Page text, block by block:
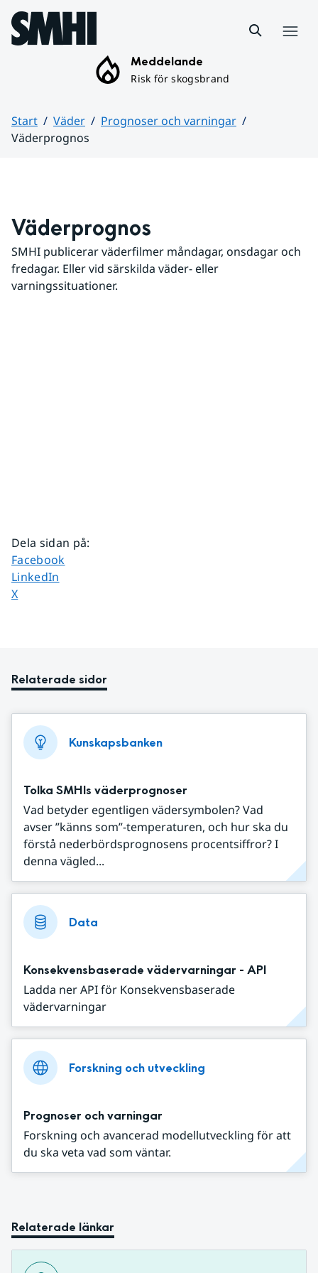
Hoppa till sidans innehåll
Meddelande
Risk för skogsbrand
Start Väder
Prognoser och varningar
Väderprognos
Väderprognos
SMHI publicerar väderfilmer måndagar, onsdagar och
fredagar. Eller vid särskilda väder- eller
varningssituationer.
Dela sidan på:
Dela sidan på
Facebook
Dela sidan på
LinkedIn
Dela sidan på
X
Relaterade sidor
Kunskapsbanken
Tolka SMHIs väderprognoser
Vad betyder egentligen vädersymbolen? Vad
avser ”känns som”-temperaturen, och hur ska du
förstå nederbördsprognosens procentsiffror? I
denna vägled...
Data
Konsekvensbaserade vädervarningar - API
Ladda ner API för Konsekvensbaserade
vädervarningar
Forskning och utveckling
Prognoser och varningar
Forskning och avancerad modellutveckling för att
du ska veta vad som väntar.
Relaterade länkar